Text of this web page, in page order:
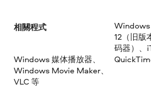
相關程式
Windows 媒体播放器、
Windows Movie Maker、
VLC 等
12（旧版
码器）、